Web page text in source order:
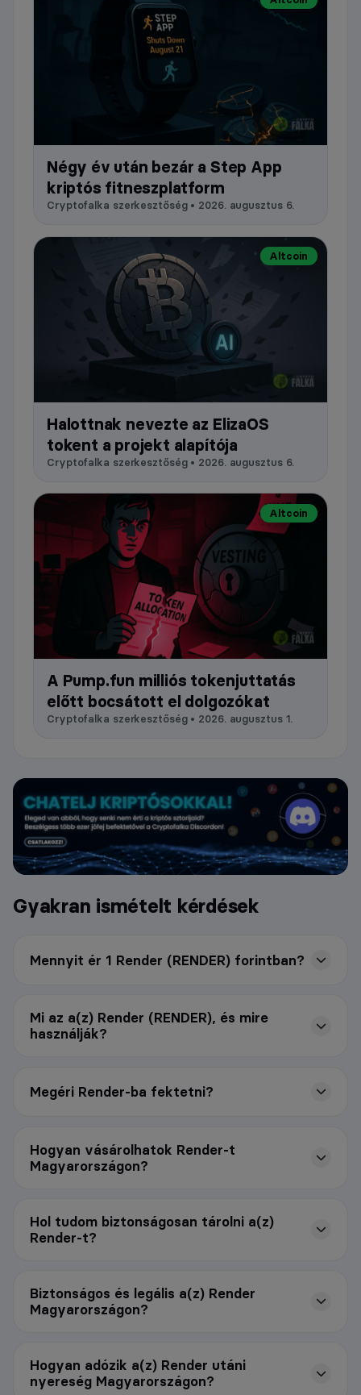
Négy év után bezár a Step App
kriptós fitneszplatform
Cryptofalka szerkesztőség • 2026. augusztus 6.
Altcoin
Halottnak nevezte az ElizaOS
tokent a projekt alapítója
Cryptofalka szerkesztőség • 2026. augusztus 6.
Altcoin
A Pump.fun milliós tokenjuttatás
előtt bocsátott el dolgozókat
Cryptofalka szerkesztőség • 2026. augusztus 1.
Gyakran ismételt kérdések
Mennyit ér 1 Render (RENDER) forintban?
Mi az a(z) Render (RENDER), és mire
használják?
Megéri Render-ba fektetni?
Hogyan vásárolhatok Render-t
Magyarországon?
Hol tudom biztonságosan tárolni a(z)
Render-t?
Biztonságos és legális a(z) Render
Magyarországon?
Hogyan adózik a(z) Render utáni
nyereség Magyarországon?